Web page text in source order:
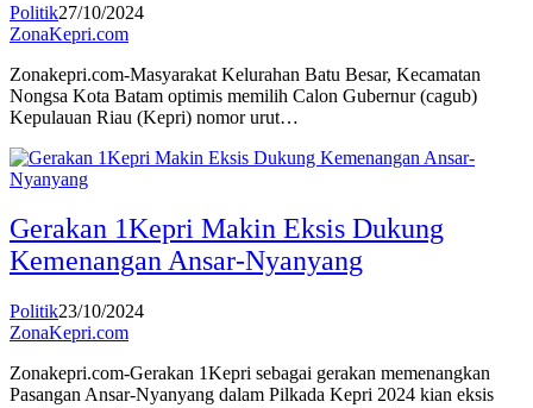
Politik27/10/2024
ZonaKepri.com
Zonakepri.com-Masyarakat Kelurahan Batu Besar, Kecamatan
Nongsa Kota Batam optimis memilih Calon Gubernur (cagub)
Kepulauan Riau (Kepri) nomor urut…
Gerakan 1Kepri Makin Eksis Dukung
Kemenangan Ansar-Nyanyang
Politik23/10/2024
ZonaKepri.com
Zonakepri.com-Gerakan 1Kepri sebagai gerakan memenangkan
Pasangan Ansar-Nyanyang dalam Pilkada Kepri 2024 kian eksis